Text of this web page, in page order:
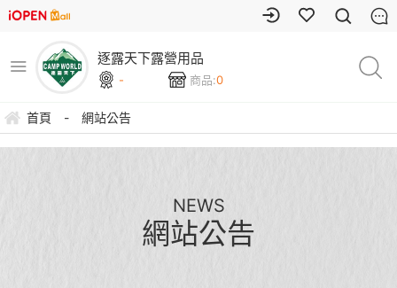
逐露天下露營用品
- 商品:0
首頁 - 網站公告
NEWS
網站公告